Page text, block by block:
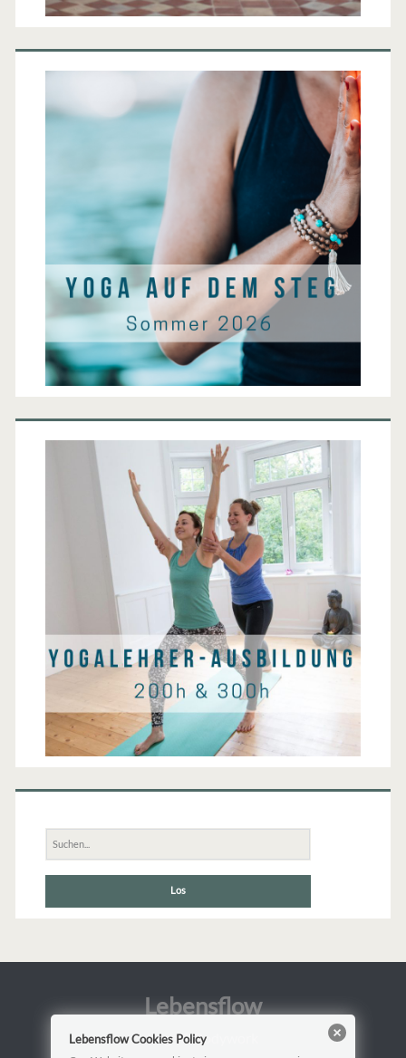
Suche
nach:
Lebensflow
Yoga & Bodywork
Lebensflow Cookies Policy